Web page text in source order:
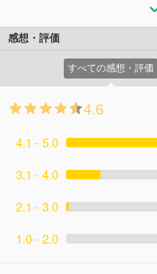
性”で窮地に立たされ
コメント78件拍手206回
コメント73件拍手313回
ール・フォー・ワン
ルマイトを救えるのか
感想・評価
すべての感想・評価
4.6
4.1 - 5.0
3.1 - 4.0
2.1 - 3.0
1.0 - 2.0